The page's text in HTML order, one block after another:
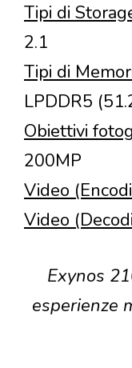
Tipi di
2.1
Tipi di
LPDDR5
Obiettivi
200MP
Video
Video
Exynos
esperienze